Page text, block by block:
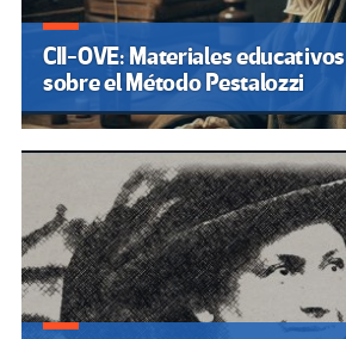
CII-OVE: Materiales educativos
sobre el Método Pestalozzi